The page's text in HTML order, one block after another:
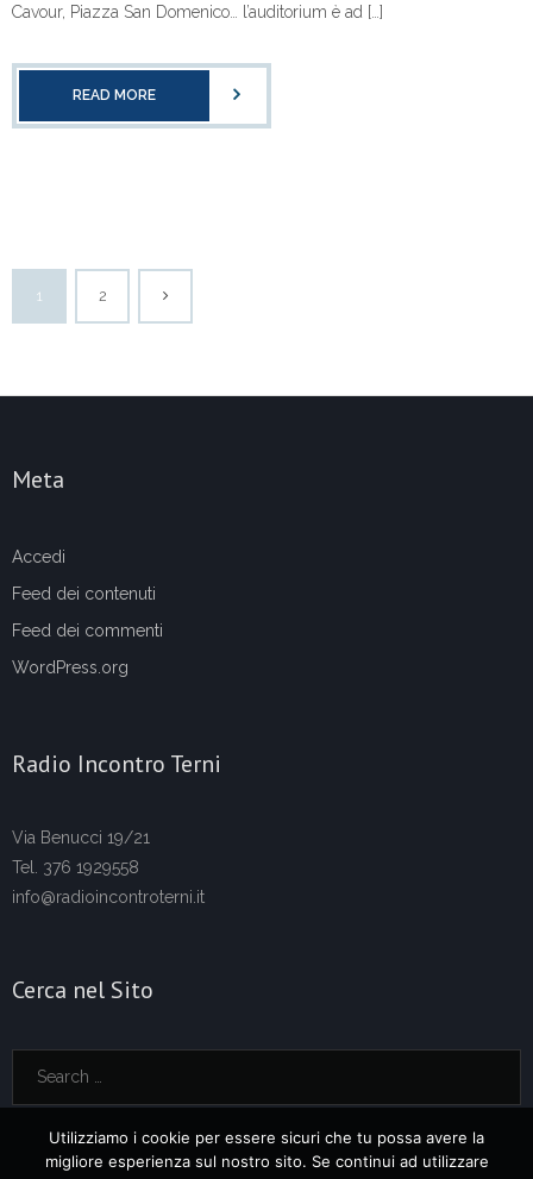
Cavour, Piazza San Domenico… l’auditorium è ad […]
READ MORE
1 2
Meta
Accedi
Feed dei contenuti
Feed dei commenti
WordPress.org
Radio Incontro Terni
Via Benucci 19/21
Tel. 376 1929558
info@radioincontroterni.it
Cerca nel Sito
Utilizziamo i cookie per essere sicuri che tu possa avere la
migliore esperienza sul nostro sito. Se continui ad utilizzare